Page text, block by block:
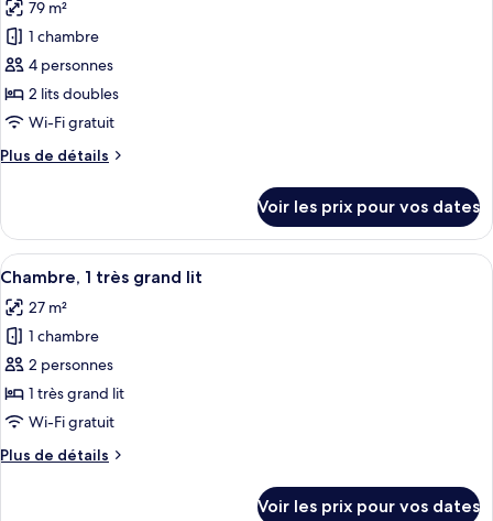
de-
chaussée
(Ground
Floor)
lits
doubles,
accès
piscine,
rez-
de-
(Ground
photos
pour
ce
type
de
chambre :
Suite
chambres
79 m²
1 chambre
4 personnes
2 lits doubles
Wi-Fi gratuit
Plus de détails
Plus
le
type
de
Suite
Familiale,
chambres
Voir les prix pour vos dates
Afficher
toutes
les
photos
pour
ce
type
chambre :
Une chambre d’hôtel moderne
7
Chambre, 1 très grand lit
27 m²
1 chambre
2 personnes
1 très grand lit
Wi-Fi gratuit
Plus de détails
Plus
Voir les prix pour vos dates